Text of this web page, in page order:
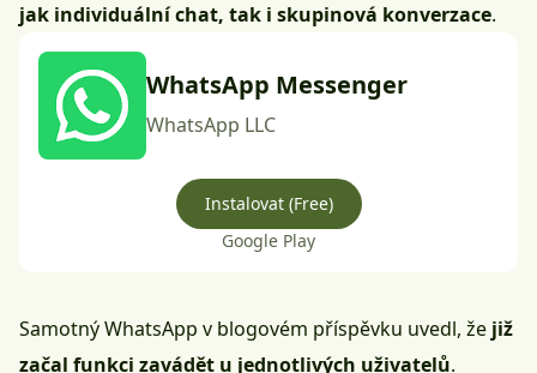
jak individuální chat, tak i skupinová konverzace.
WhatsApp Messenger
WhatsApp LLC
Instalovat (Free)
Google Play
Samotný WhatsApp v blogovém příspěvku uvedl, že již
začal funkci zavádět u jednotlivých uživatelů.